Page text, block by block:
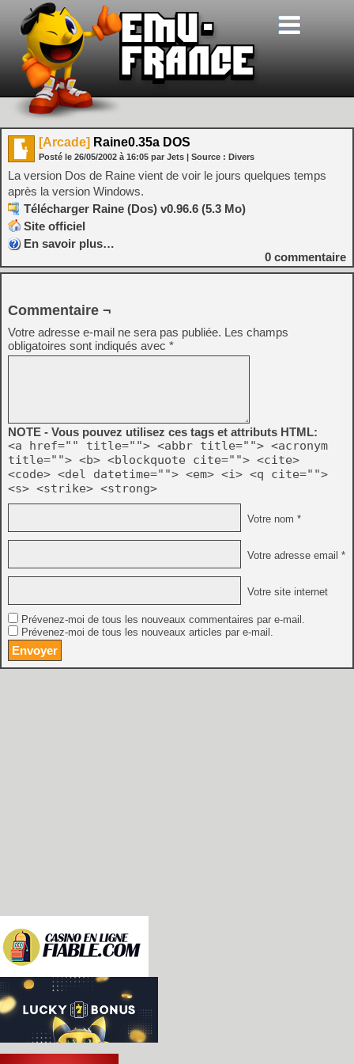
[Arcade] Raine0.35a DOS
Posté le 26/05/2002 à 16:05 par Jets | Source : Divers
La version Dos de Raine vient de voir le jours quelques temps
après la version Windows.
Télécharger Raine (Dos) v0.96.6 (5.3 Mo)
Site officiel
En savoir plus…
0 commentaire
Commentaire ¬
Votre adresse e-mail ne sera pas publiée. Les champs
obligatoires sont indiqués avec *
NOTE - Vous pouvez utilisez ces tags et attributs HTML:
<a href="" title=""> <abbr title=""> <acronym
title=""> <b> <blockquote cite=""> <cite>
<code> <del datetime=""> <em> <i> <q cite="">
<s> <strike> <strong>
Votre nom *
Votre adresse email *
Votre site internet
Prévenez-moi de tous les nouveaux commentaires par e-mail.
Prévenez-moi de tous les nouveaux articles par e-mail.